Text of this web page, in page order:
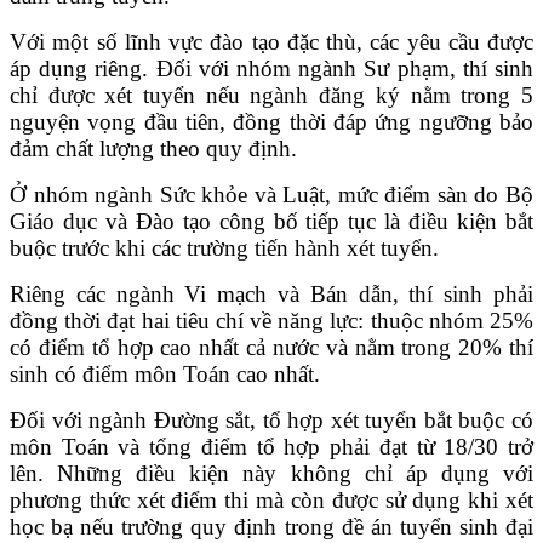
Với một số lĩnh vực đào tạo đặc thù, các yêu cầu được
áp dụng riêng. Đối với nhóm ngành Sư phạm, thí sinh
chỉ được xét tuyển nếu ngành đăng ký nằm trong 5
nguyện vọng đầu tiên, đồng thời đáp ứng ngưỡng bảo
đảm chất lượng theo quy định.
Ở nhóm ngành Sức khỏe và Luật, mức điểm sàn do Bộ
Giáo dục và Đào tạo công bố tiếp tục là điều kiện bắt
buộc trước khi các trường tiến hành xét tuyển.
Riêng các ngành Vi mạch và Bán dẫn, thí sinh phải
đồng thời đạt hai tiêu chí về năng lực: thuộc nhóm 25%
có điểm tổ hợp cao nhất cả nước và nằm trong 20% thí
sinh có điểm môn Toán cao nhất.
Đối với ngành Đường sắt, tổ hợp xét tuyển bắt buộc có
môn Toán và tổng điểm tổ hợp phải đạt từ 18/30 trở
lên. Những điều kiện này không chỉ áp dụng với
phương thức xét điểm thi mà còn được sử dụng khi xét
học bạ nếu trường quy định trong đề án tuyển sinh đại